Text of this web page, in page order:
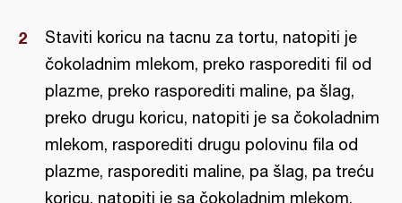
Staviti koricu na tacnu za tortu, natopiti je
čokoladnim mlekom, preko rasporediti fil od
plazme, preko rasporediti maline, pa šlag,
preko drugu koricu, natopiti je sa čokoladnim
mlekom, rasporediti drugu polovinu fila od
plazme, rasporediti maline, pa šlag, pa treću
koricu, natopiti je sa čokoladnim mlekom,